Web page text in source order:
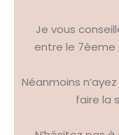
Je vous
entre le 7èeme
Néanmoins
faire la